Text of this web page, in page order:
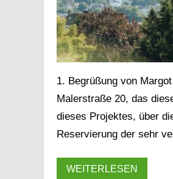
1. Begrüßung von
Malerstraße 20, das
dieses Projektes, über
Reservierung der sehr
WEITERLESEN